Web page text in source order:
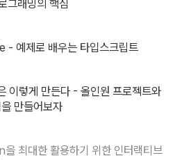
그래밍의 핵심
- 예제로 배우는 타입스크립트
이렇게 만든다 - 올인원 프로젝트와
만들어보자
최대한 활용하기 위한 인터랙티브